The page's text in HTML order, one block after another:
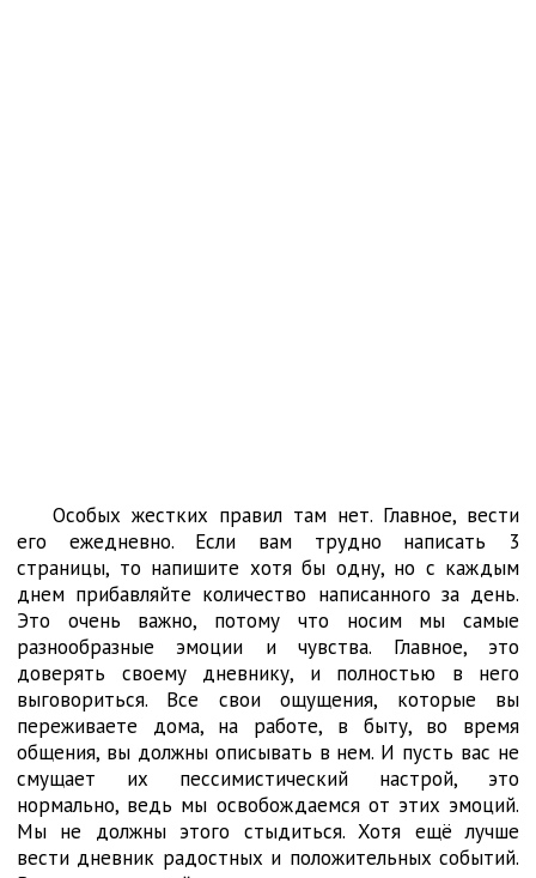
Особых жестких правил там нет. Главное, вести
его ежедневно. Если вам трудно написать 3
страницы, то напишите хотя бы одну, но с каждым
днем прибавляйте количество написанного за день.
Это очень важно, потому что носим мы самые
разнообразные эмоции и чувства. Главное, это
доверять своему дневнику, и полностью в него
выговориться. Все свои ощущения, которые вы
переживаете дома, на работе, в быту, во время
общения, вы должны описывать в нем. И пусть вас не
смущает их пессимистический настрой, это
нормально, ведь мы освобождаемся от этих эмоций.
Мы не должны этого стыдиться. Хотя ещё лучше
вести дневник радостных и положительных событий.